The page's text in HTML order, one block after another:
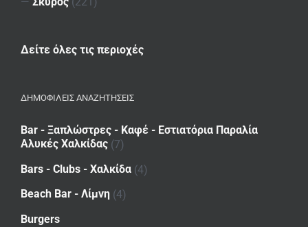
Δείτε όλες τις περιοχές
ΔΗΜΟΦΙΛΕΙΣ ΑΝΑΖΗΤΗΣΕΙΣ
Bar - Ξαπλώστρες - Καφέ - Εστιατόρια Παραλία
Αλυκές Χαλκίδας (7)
Bars - Clubs - Χαλκίδα (4)
Beach Bar - Λίμνη (4)
Burgers